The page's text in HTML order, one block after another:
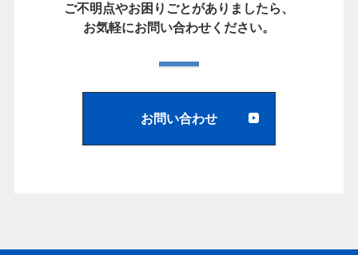
ご不明点やお困りごとがありましたら、
お気軽にお問い合わせください。
お問い合わせ